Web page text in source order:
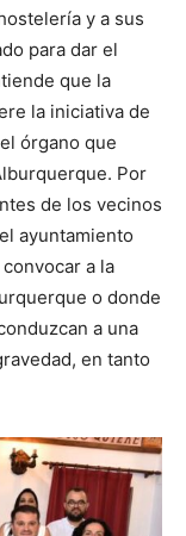
y a sus
para dar el
que la
la iniciativa de
órgano que
Por
de los vecinos
ayuntamiento
a la
o donde
a una
en tanto